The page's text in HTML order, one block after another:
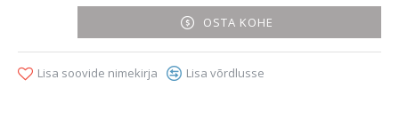
OSTA KOHE
Lisa soovide nimekirja Lisa võrdlusse